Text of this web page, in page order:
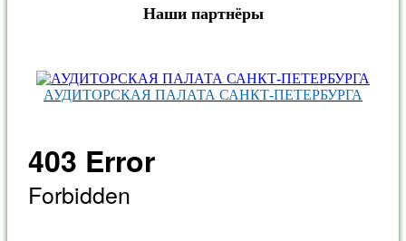
Наши партнёры
АУДИТОРСКАЯ ПАЛАТА САНКТ‑ПЕТЕРБУРГА